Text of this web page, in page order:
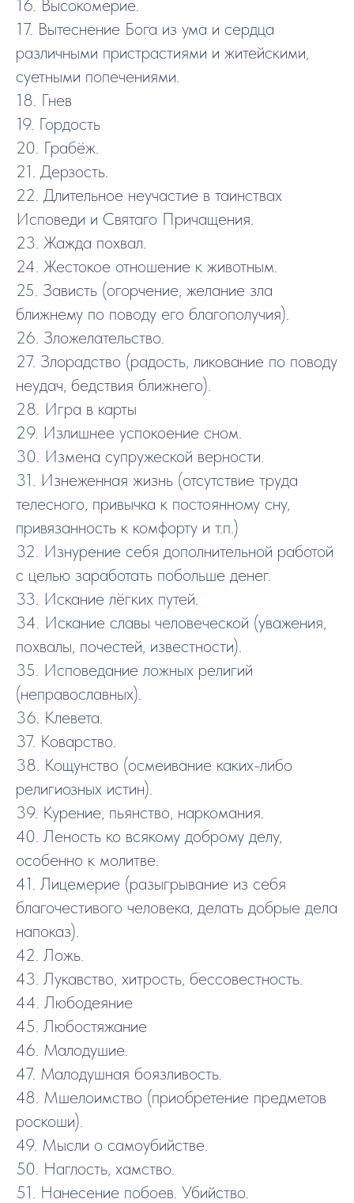
16. Высокомерие.
17. Вытеснение Бога из ума и сердца
различными пристрастиями и житейскими,
суетными попечениями.
18. Гнев
19. Гордость
20. Грабёж.
21. Дерзость.
22. Длительное неучастие в таинствах
Исповеди и Святаго Причащения.
23. Жажда похвал.
24. Жестокое отношение к животным.
25. Зависть (огорчение, желание зла
ближнему по поводу его благополучия).
26. Зложелательство.
27. Злорадство (радость, ликование по поводу
неудач, бедствия ближнего).
28. Игра в карты
29. Излишнее успокоение сном.
30. Измена супружеской верности.
31. Изнеженная жизнь (отсутствие труда
телесного, привычка к постоянному сну,
привязанность к комфорту и т.п.)
32. Изнурение себя дополнительной работой
с целью заработать побольше денег.
33. Искание лёгких путей.
34. Искание славы человеческой (уважения,
похвалы, почестей, известности).
35. Исповедание ложных религий
(неправославных).
36. Клевета.
37. Коварство.
38. Кощунство (осмеивание каких-либо
религиозных истин).
39. Курение, пьянство, наркомания.
40. Леность ко всякому доброму делу,
особенно к молитве.
41. Лицемерие (разыгрывание из себя
благочестивого человека, делать добрые дела
напоказ).
42. Ложь.
43. Лукавство, хитрость, бессовестность.
44. Любодеяние
45. Любостяжание
46. Малодушие.
47. Малодушная боязливость.
48. Мшелоимство (приобретение предметов
роскоши).
49. Мысли о самоубийстве.
50. Наглость, хамство.
51. Нанесение побоев. Убийство.